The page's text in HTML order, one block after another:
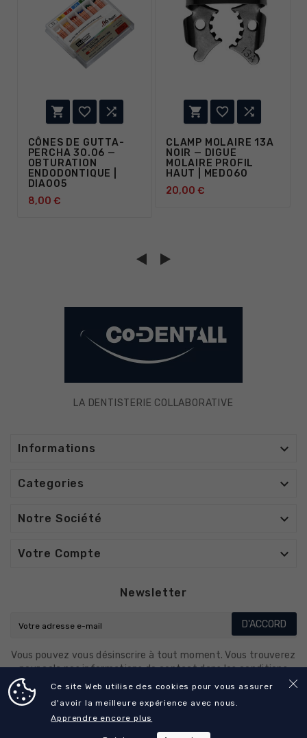
Ce site Web utilise des cookies pour vous assurer
d'avoir la meilleure expérience avec nous.
Apprendre encore plus
  
CÔNES DE GUTTA-
PERCHA 30.06 —
OBTURATION
ENDODONTIQUE |
DIA005
8,00 €
  
CLAMP MOLAIRE 13A
NOIR — DIGUE
MOLAIRE PROFIL
HAUT | MED060
20,00 €
LA DENTISTERIE COLLABORATIVE
Informations 
Categories 
Notre Société 
Votre Compte 
Newsletter
D'ACCORD
Vous pouvez vous désinscrire à tout moment. Vous trouverez
pour cela nos informations de contact dans les conditions
d'utilisation du site.